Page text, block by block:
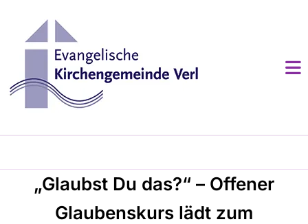
„Glaubst Du das?“ – Offener
Glaubenskurs lädt zum